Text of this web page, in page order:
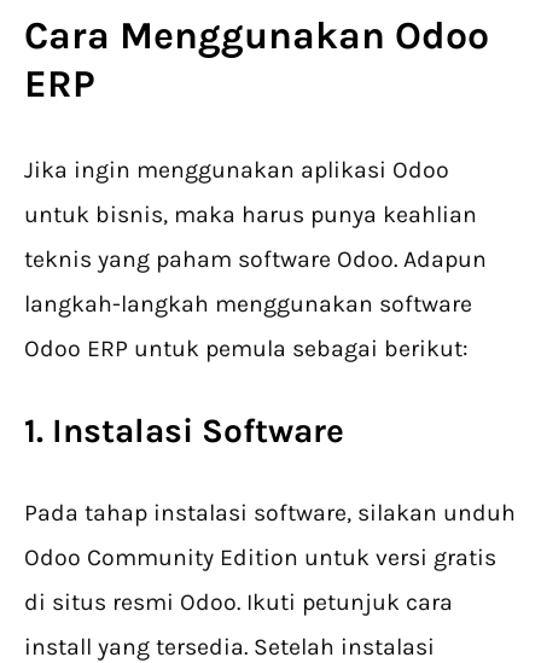
Cara Menggunakan Odoo
ERP
Jika ingin menggunakan aplikasi Odoo
untuk bisnis, maka harus punya keahlian
teknis yang paham software Odoo. Adapun
langkah-langkah menggunakan software
Odoo ERP untuk pemula sebagai berikut:
1. Instalasi Software
Pada tahap instalasi software, silakan unduh
Odoo Community Edition untuk versi gratis
di situs resmi Odoo. Ikuti petunjuk cara
install yang tersedia. Setelah instalasi